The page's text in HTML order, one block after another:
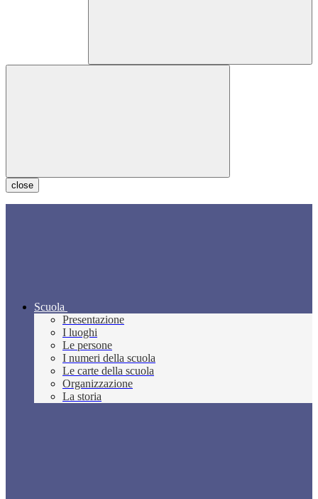
close
Scuola
Presentazione
I luoghi
Le persone
I numeri della scuola
Le carte della scuola
Organizzazione
La storia